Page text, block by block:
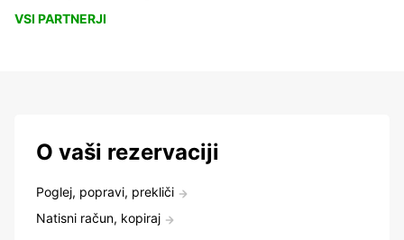
VSI PARTNERJI
O vaši rezervaciji
Poglej, popravi, prekliči
Natisni račun, kopiraj